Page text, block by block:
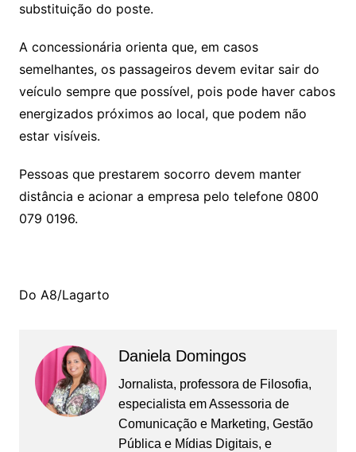
substituição do poste.
A concessionária orienta que, em casos
semelhantes, os passageiros devem evitar sair do
veículo sempre que possível, pois pode haver cabos
energizados próximos ao local, que podem não
estar visíveis.
Pessoas que prestarem socorro devem manter
distância e acionar a empresa pelo telefone 0800
079 0196.
Do A8/Lagarto
Daniela Domingos
Jornalista, professora de Filosofia,
especialista em Assessoria de
Comunicação e Marketing, Gestão
Pública e Mídias Digitais, e